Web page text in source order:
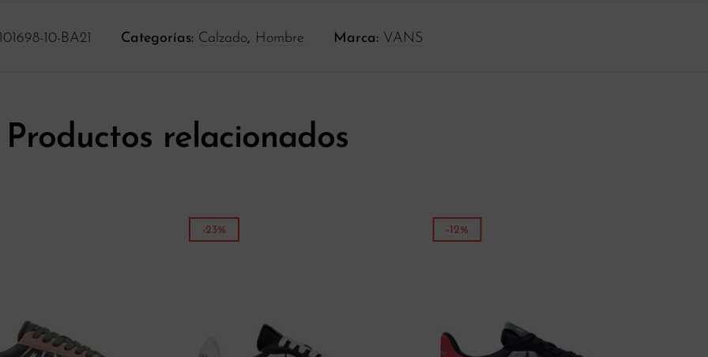
10-BA21 Categorías: Calzado, Hombre Marca: VANS
Productos relacionados
-23% -12%